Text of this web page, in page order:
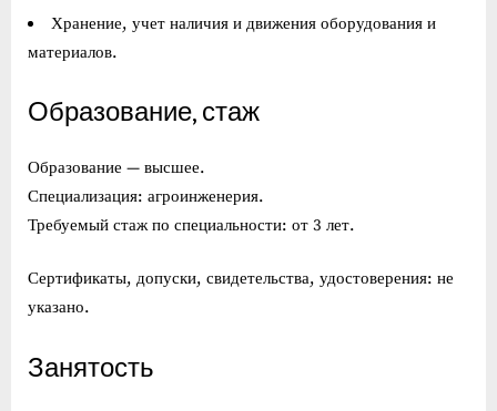
Хранение, учет наличия и движения оборудования и
материалов.
Образование, стаж
Образование — высшее.
Специализация: агроинженерия.
Требуемый стаж по специальности: от 3 лет.
Сертификаты, допуски, свидетельства, удостоверения: не
указано.
Занятость